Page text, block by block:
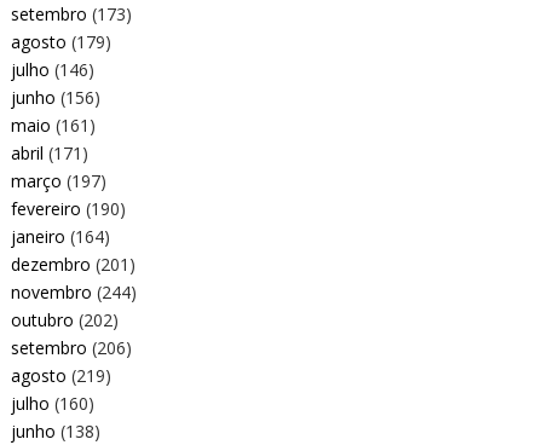
setembro (173)
agosto (179)
julho (146)
junho (156)
maio (161)
abril (171)
março (197)
fevereiro (190)
janeiro (164)
dezembro (201)
novembro (244)
outubro (202)
setembro (206)
agosto (219)
julho (160)
junho (138)